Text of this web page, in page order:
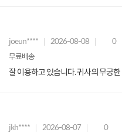
joeun**** 2026-08-08 0
무료배송
잘 이용하고 있습니다. 귀사의 무궁
jkh**** 2026-08-07 0